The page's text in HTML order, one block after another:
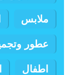
ملابس
عطور
اطفال